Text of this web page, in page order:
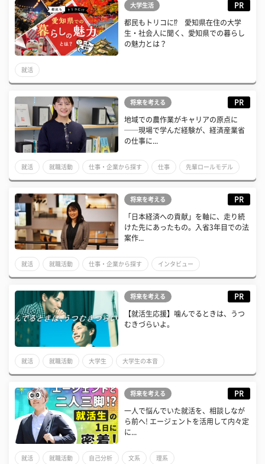
大学生活 PR
都民もトリコに⁉ 愛知県在住の大学
生・社会人に聞く、愛知県での暮らし
の魅力とは？
就活
将来を考える PR
地域での農作業がキャリアの原点に
──現場で学んだ経験が、経済産業省
の仕事に...
就活 就職活動 仕事・企業から探す 仕事 先輩ロールモデル
将来を考える PR
「日本経済への貢献」を軸に、走り続
けた先にあったもの。入省3年目での法
案作...
就活 就職活動 仕事・企業から探す インタビュー
将来を考える PR
【就活生応援】噛んでるときは、うつ
むきづらいよ。
就活 就職活動 大学生 大学生の本音
将来を考える PR
一人で悩んでいた就活を、相談しなが
ら前へ! エージェントを活用して内々定
に...
就活 就職活動 自己分析 文系 理系